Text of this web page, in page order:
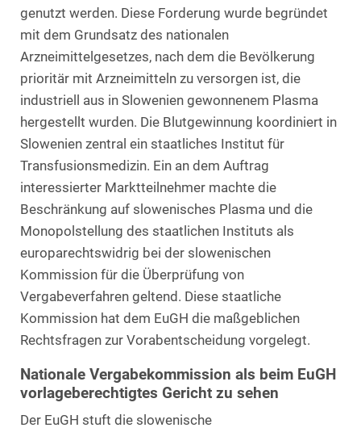
genutzt werden. Diese Forderung wurde begründet
mit dem Grundsatz des nationalen
Arzneimittelgesetzes, nach dem die Bevölkerung
prioritär mit Arzneimitteln zu versorgen ist, die
industriell aus in Slowenien gewonnenem Plasma
hergestellt wurden. Die Blutgewinnung koordiniert in
Slowenien zentral ein staatliches Institut für
Transfusionsmedizin. Ein an dem Auftrag
interessierter Marktteilnehmer machte die
Beschränkung auf slowenisches Plasma und die
Monopolstellung des staatlichen Instituts als
europarechtswidrig bei der slowenischen
Kommission für die Überprüfung von
Vergabeverfahren geltend. Diese staatliche
Kommission hat dem EuGH die maßgeblichen
Rechtsfragen zur Vorabentscheidung vorgelegt.
Nationale Vergabekommission als beim EuGH
vorlageberechtigtes Gericht zu sehen
Der EuGH stuft die slowenische